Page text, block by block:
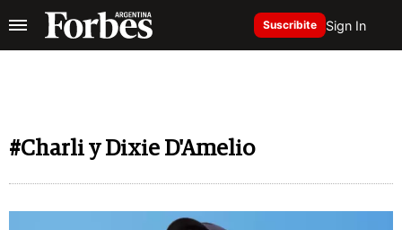
Suscribite Sign In
#Charli y Dixie D'Amelio